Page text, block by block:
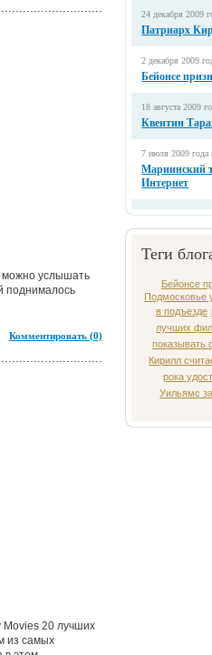
24 декабря 2009
Патриарх
2 декабря 2009
Бейонсе
18 августа 2009
Квентин
7 июля 2009 года
Мариинский
Интернет
Теги
Бейонсе
Подмосковье
в подъезде
лучших
показывать
Кирилл
рока
Уильямс
можно услышать
поднималось
Комментировать (0)
Movies 20 лучших
из самых